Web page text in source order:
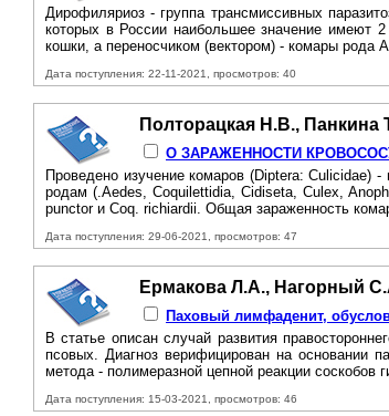
Дирофиляриоз - группа трансмиссивных
которых в России наибольшее значение имеют
кошки, а переносчиком (вектором) - комары рода
Дата поступления: 22-11-2021, просмотров: 40
Полторацкая Н.В.,
О ЗАРАЖЕННОСТИ
Проведено изучение комаров (Diptera: Culicidae)
родам (.Aedes, Coquilettidia, Cidiseta, Culex,
punctor и Coq. richiardii. Общая зараженность
Дата поступления: 29-06-2021, просмотров: 47
Ермакова Л.А., Нагорный
Паховый лимфаденит,
В статье описан случай развития
псовых. Диагноз верифицирован на основании
метода - полимеразной цепной реакции соскобов
Дата поступления: 15-03-2021, просмотров: 46